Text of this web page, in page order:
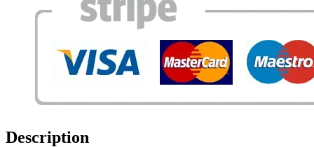
Description